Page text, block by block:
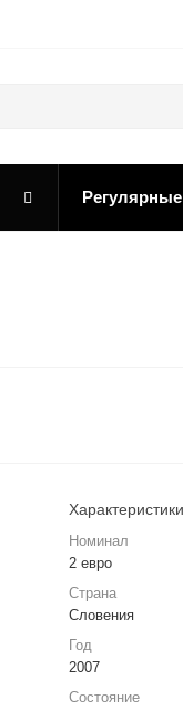
Характеристики
Номинал
2 евро
Страна
Словения
Год
2007
Состояние